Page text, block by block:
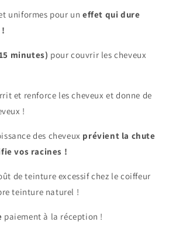
uniformes pour uneffet qui dure
minutes) pour couvrir les cheveux
et renforce les cheveux et donne de
!
des cheveux prévient la chute
vos racines !
de teinture excessif chez le coiffeur
teinture naturel !
paiement à la réception !